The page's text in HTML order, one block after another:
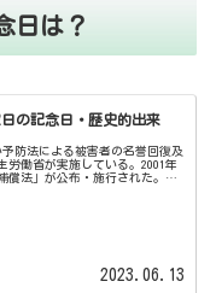
日は？
の記念日・歴史的出来
防法による被害者の名誉回復及
労働省が実施している。2001年
償法」が公布・施行された。厚
2023.06.13